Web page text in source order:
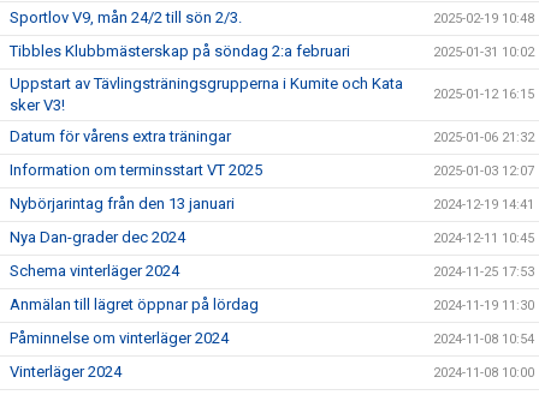
Sportlov V9, mån 24/2 till sön 2/3. 2025-02-19 10:48
Tibbles Klubbmästerskap på söndag 2:a februari 2025-01-31 10:02
Uppstart av Tävlingsträningsgrupperna i Kumite och Kata
sker V3!
2025-01-12 16:15
Datum för vårens extra träningar 2025-01-06 21:32
Information om terminsstart VT 2025 2025-01-03 12:07
Nybörjarintag från den 13 januari 2024-12-19 14:41
Nya Dan-grader dec 2024 2024-12-11 10:45
Schema vinterläger 2024 2024-11-25 17:53
Anmälan till lägret öppnar på lördag 2024-11-19 11:30
Påminnelse om vinterläger 2024 2024-11-08 10:54
Vinterläger 2024 2024-11-08 10:00